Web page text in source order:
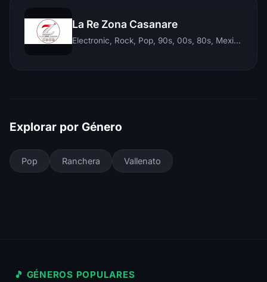
La Re Zona Casanare
Electronic, Rock, Pop, 90s, 00s, 80s, Mexican, Ranchera, Reggaeton, Instrumental, Salsa, Merengue, Tropical, Romantic, Vallenato, Llanera
Explorar por Género
Pop Ranchera Vallenato
🎵 GÉNEROS POPULARES